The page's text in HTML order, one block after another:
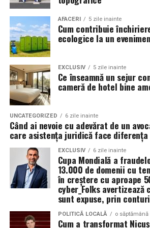
amenajarea unor vestiare moderne și
Ce ar trebui să
program de prim
firme
Un curs util este echilibrat între teorie
accentul cade pe manevrele pe care
poate aplica realist sub presiune.
esențiale se numără:
Evaluarea siguranței scenei
cum verifici dacă zona este
pentru cel afectat, cum evaluezi
conștiență și respirația.
Alertarea corectă a
informații transmiți la 112 și
dispecerului.
Obiectivitatea
fiziologice
Unul dintre cele mai importante
poligraf este faptul că evaluarea se
monitorizarea unor reacții fiziologice
modificările conductanței electrice a
În cadrul examinării, specialistul
relevante pentru situația investigată
răspunsurile împreună cu reacțiile
înregistrate. Interpretarea
baza unor metode și protocoale
examinatori instruiți în acest
AFACERI 5 zile inainte
Cum contribuie
ecologice la un
EXCLUSIV 5 zile inainte
Ce înseamnă un sejur
cameră de hotel bine
UNCATEGORIZED 6 zile inainte
Când ai nevoie cu adevărat de un
care asistența juridică face diferența
EXCLUSIV 6 zile inainte
Cupa Mondială a
13.000 de domenii cu
în creștere cu aproape
cyber_Folks avertizează
sunt expuse, prin
POLITICĂ LOCALĂ o
Cum a transformat